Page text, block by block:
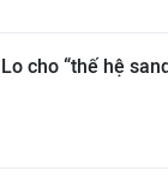
Lo cho “thế hệ